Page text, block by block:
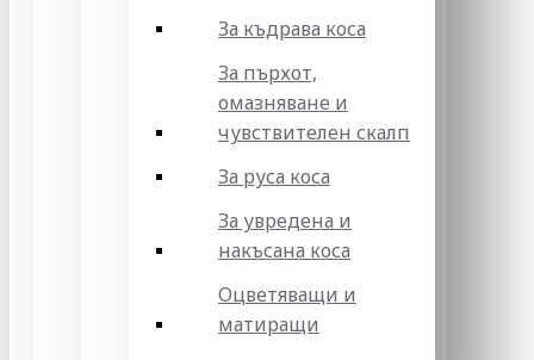
За къдрава коса
За пърхот,
омазняване и
чувствителен скалп
За руса коса
За увредена и
накъсана коса
Оцветяващи и
матиращи